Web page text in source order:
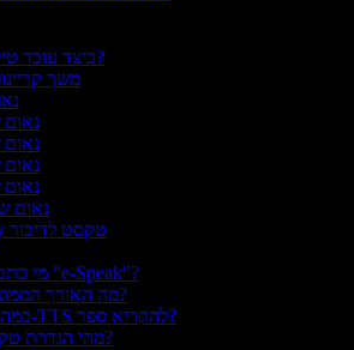
כיצד עובד טיימר טקסט לדיבור?
משך
נאום של
נאום של
נאום של
נאום של
נאום של 10
נסו את Speechify טקסט לדיבור
מי כתב את הספר "e-Speak"?
מה האורך הממוצע של ספר?
כמה זמן לוקח ל-TTS להקריא ספר?
מהי הגדרת טקסט-לדיבור?